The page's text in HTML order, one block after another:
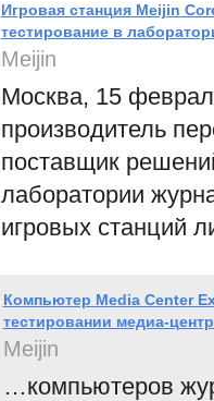
Игровая станция Meijin
тестирование в
Meijin
Москва, 15
производитель
поставщик
лаборатории
игровых станций
Компьютер Media Center
тестировании медиа-
Meijin
…компьютеров